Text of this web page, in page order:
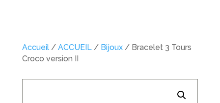
Accueil/ ACCUEIL/ Bijoux/ Bracelet 3 Tours
Croco version II